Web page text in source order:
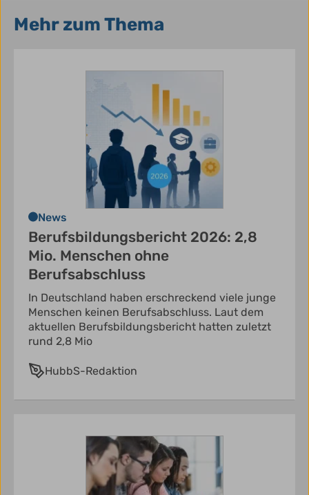
Mehr zum Thema
News
Berufsbildungsbericht 2026: 2,8
Mio. Menschen ohne
Berufsabschluss
In Deutschland haben erschreckend viele junge
Menschen keinen Berufsabschluss. Laut dem
aktuellen Berufsbildungsbericht hatten zuletzt
rund 2,8 Mio
HubbS-Redaktion